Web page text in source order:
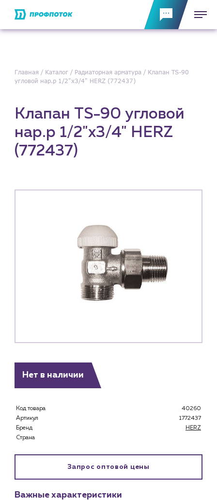
Каталог
Монтажным бригадам
Предприятиям и юр.лицам
История компании
Главная Каталог Радиаторная арматура
Клапан TS-90
угловой нар.р 1/2"х3/4" HERZ (772437)
Клапан TS-90 угловой
нар.р 1/2"х3/4" HERZ
(772437)
Нет в наличии
Код товара
40260
Артикул
1772437
Бренд
HERZ
Страна
Запрос оптовой цены
Важные характеристики